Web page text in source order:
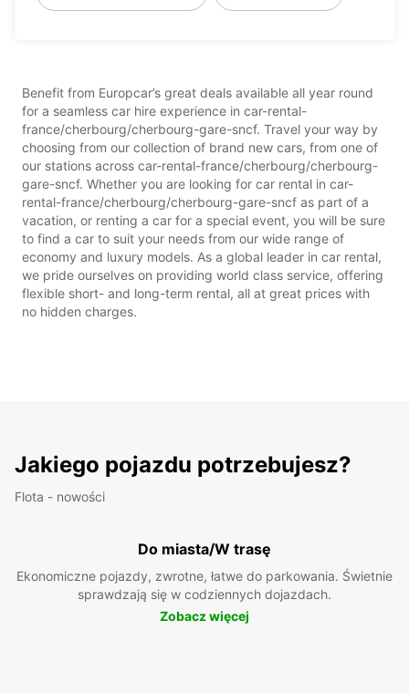
Benefit from Europcar’s great deals available all year round
for a seamless car hire experience in car-rental-
france/cherbourg/cherbourg-gare-sncf. Travel your way by
choosing from our collection of brand new cars, from one of
our stations across car-rental-france/cherbourg/cherbourg-
gare-sncf. Whether you are looking for car rental in car-
rental-france/cherbourg/cherbourg-gare-sncf as part of a
vacation, or renting a car for a special event, you will be sure
to find a car to suit your needs from our wide range of
economy and luxury models. As a global leader in car rental,
we pride ourselves on providing world class service, offering
flexible short- and long-term rental, all at great prices with
no hidden charges.
Jakiego pojazdu potrzebujesz?
Flota - nowości
Do miasta/W trasę
Ekonomiczne pojazdy, zwrotne, łatwe do parkowania. Świetnie
sprawdzają się w codziennych dojazdach.
Zobacz więcej